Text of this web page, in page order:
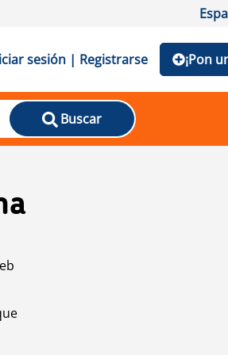
sesión | Registrarse ¡Pon
Buscar